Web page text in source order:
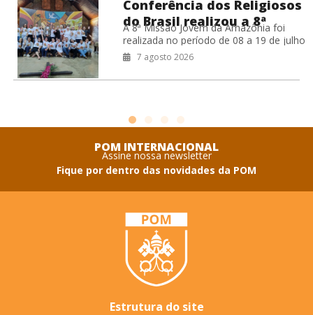
Conferência dos Religiosos
do Brasil realizou a 8ª
Missão Jovem na Amazônia
A 8ª Missão Jovem da Amazônia foi
realizada no período de 08 a 19 de julho
de 2026, na Prelazia de São Félix do
7 agosto 2026
POM INTERNACIONAL
Assine nossa newsletter
Fique por dentro das novidades da POM
Estrutura do site